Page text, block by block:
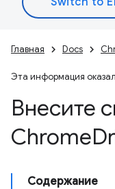
Главная Docs
Эта информация
Внесите
Chrome
Содержание